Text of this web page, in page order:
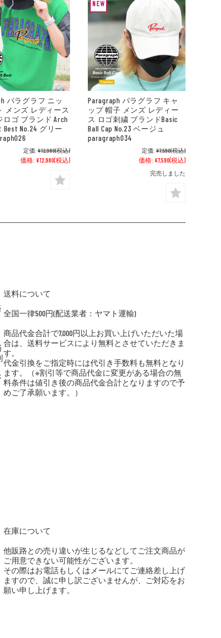
パラグラフ ニッ
メンズ レディース
ロゴ ブランド Arch
Best No.24 グリー
定価: ¥12,980(税込)
価格: ¥12,980(税込)
Paragraph パラグラフ キャ
ップ 帽子 メンズ レディー
ス ロゴ刺繍 ブランドBasic
Ball Cap No.23 ベージュ
paragraph034
定価: ¥7,590(税込)
価格: ¥7,590(税込)
完売しました
送料について
全国一律500円(配送業者：ヤマト運輸)
商品代金合計で7,000円以上お買い上げいただいた場
合は、送料サービスにより無料とさせていただきま
す。
代金引換をご指定時には代引き手数料も無料となり
ます。（※割引等で商品代金に変更がある場合の無
料条件は値引き後の商品代金合計となりますので予
めご了承願います。）
在庫について
他販路との売り違いが生じるなどしてご注文商品が
ご用意できない可能性がございます。
その際はお電話もしくはメールにてご連絡差し上げ
ますので、誠に申し訳ございませんが、ご対応をお
願い申し上げます。